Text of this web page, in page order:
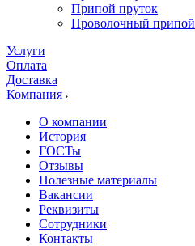
Припой пруток
Проволочный припой
Услуги
Оплата
Доставка
Компания
О компании
История
ГОСТы
Отзывы
Полезные материалы
Вакансии
Реквизиты
Сотрудники
Контакты